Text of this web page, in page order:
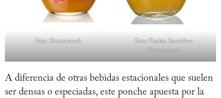
Foto: Shutterstock
Foto: Ruslan Semichev
/Shutterstock
A diferencia de otras bebidas estacionales que suelen
ser densas o especiadas, este ponche apuesta por la